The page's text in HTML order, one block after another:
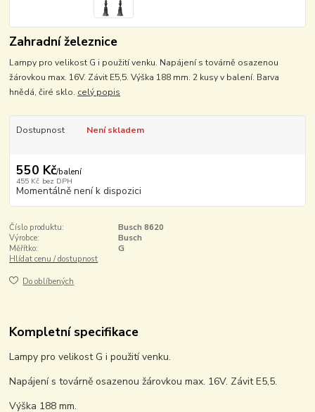
Zahradní železnice
Lampy pro velikost G i použití venku. Napájení s továrně osazenou
žárovkou max. 16V. Závit E5,5. Výška 188 mm. 2 kusy v balení. Barva
hnědá, čiré sklo. celý popis
Dostupnost Není skladem
550 Kč/balení
455 Kč bez DPH
Momentálně není k dispozici
Číslo produktu:
Busch 8620
Výrobce:
Busch
Měřítko:
G
Hlídat cenu / dostupnost
Do oblíbených
Kompletní specifikace
Lampy pro velikost G i použití venku.
Napájení s továrně osazenou žárovkou max. 16V. Závit E5,5.
Výška 188 mm.